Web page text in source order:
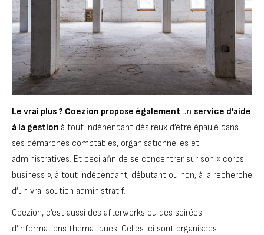
Le vrai plus ? Coezion propose également un service d’aide
à la gestion à tout indépendant désireux d’être épaulé dans
ses démarches comptables, organisationnelles et
administratives. Et ceci afin de se concentrer sur son « corps
business », à tout indépendant, débutant ou non, à la recherche
d’un vrai soutien administratif.
Coezion, c’est aussi des afterworks ou des soirées
d’informations thématiques. Celles-ci sont organisées